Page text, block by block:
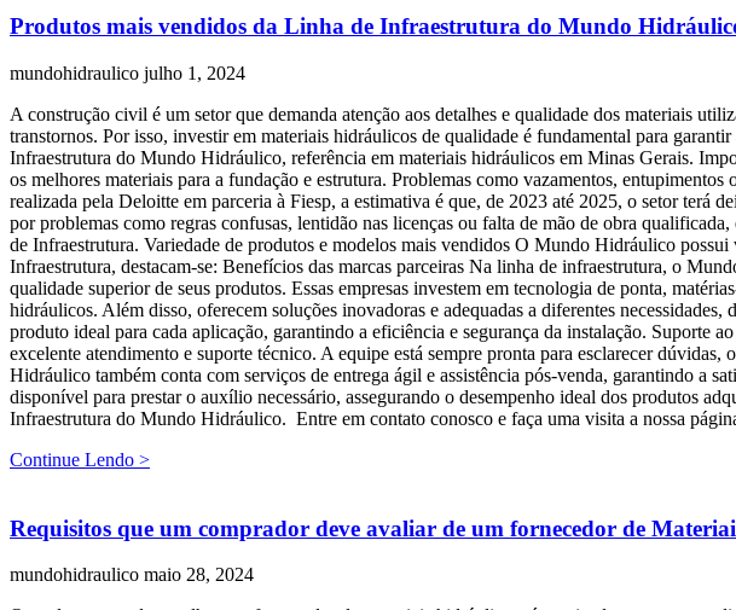
Produtos mais vendidos da Linha de Infraestrutura do Mundo
mundohidraulico julho 1, 2024
A construção civil é um setor que demanda atenção aos detalhes e qualidade dos materiais
transtornos. Por isso, investir em materiais hidráulicos de qualidade é fundamental para
Infraestrutura do Mundo Hidráulico, referência em materiais hidráulicos em Minas Gerais.
os melhores materiais para a fundação e estrutura. Problemas como vazamentos,
realizada pela Deloitte em parceria à Fiesp, a estimativa é que, de 2023 até 2025, o setor terá
por problemas como regras confusas, lentidão nas licenças ou falta de mão de obra
de Infraestrutura. Variedade de produtos e modelos mais vendidos O Mundo Hidráulico
Infraestrutura, destacam-se: Benefícios das marcas parceiras Na linha de infraestrutura, o
qualidade superior de seus produtos. Essas empresas investem em tecnologia de ponta,
hidráulicos. Além disso, oferecem soluções inovadoras e adequadas a diferentes
produto ideal para cada aplicação, garantindo a eficiência e segurança da instalação. Suporte
excelente atendimento e suporte técnico. A equipe está sempre pronta para esclarecer
Hidráulico também conta com serviços de entrega ágil e assistência pós-venda, garantindo a
disponível para prestar o auxílio necessário, assegurando o desempenho ideal dos produtos
Infraestrutura do Mundo Hidráulico. Entre em contato conosco e faça uma visita a nossa
Continue Lendo >
Requisitos que um comprador deve avaliar de um fornecedor de
mundohidraulico maio 28, 2024